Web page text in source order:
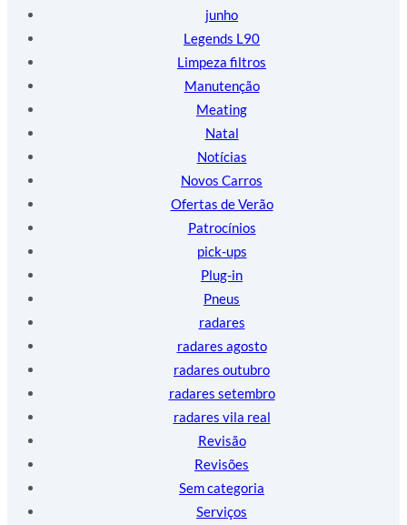
junho
Legends L90
Limpeza filtros
Manutenção
Meating
Natal
Notícias
Novos Carros
Ofertas de Verão
Patrocínios
pick-ups
Plug-in
Pneus
radares
radares agosto
radares outubro
radares setembro
radares vila real
Revisão
Revisões
Sem categoria
Serviços